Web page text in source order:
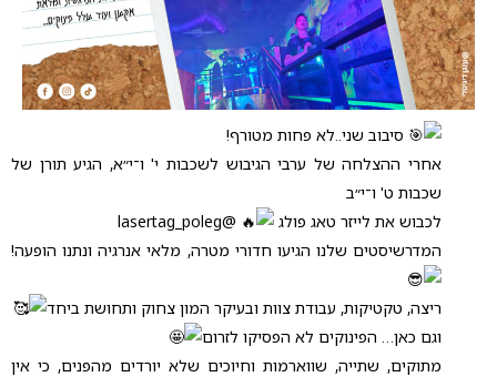
סיבוב שני..לא פחות מטורף!
אחרי ההצלחה של ערבי הגיבוש לשכבות י' ו־י״א, הגיע תורן של
שכבות ט' ו־י״ב
לכבוש את לייזר טאג פולג
@lasertag_poleg
המדרשיסטים שלנו הגיעו חדורי מטרה, מלאי אנרגיה ונתנו הופעה!
ריצה, טקטיקות, עבודת צוות ובעיקר המון צחוק ותחושת ביחד
וגם כאן… הפינוקים לא הפסיקו לזרום
מתוקים, שתייה, שווארמות וחיוכים שלא יורדים מהפנים, כי אין